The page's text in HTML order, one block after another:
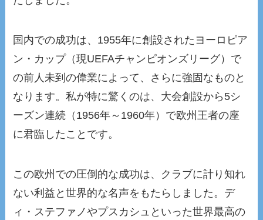
国内での成功は、1955年に創設されたヨーロピア
ン・カップ（現UEFAチャンピオンズリーグ）で
の前人未到の偉業によって、さらに強固なものと
なります。私が特に驚くのは、大会創設から5シ
ーズン連続（1956年～1960年）で欧州王者の座
に君臨したことです。
この欧州での圧倒的な成功は、クラブに計り知れ
ない利益と世界的な名声をもたらしました。デ
ィ・ステファノやプスカシュといった世界最高の